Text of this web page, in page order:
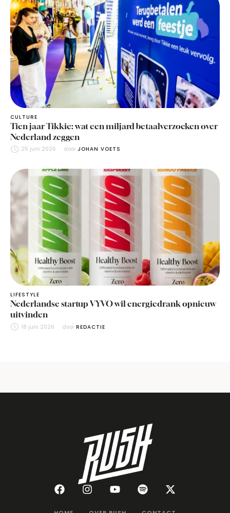
CULTURE
Tien jaar Tikkie: wat een miljard betaalverzoeken over
Nederland zeggen
25 juni 2026 door JOHAN VOETS
LIFESTYLE
Nederlandse startup VYVO wil energiedrank opnieuw
uitvinden
18 juni 2026 door REDACTIE